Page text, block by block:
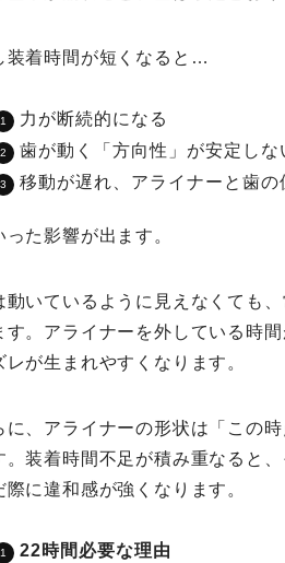
装着時間が短くなると…
力が断続的になる
歯が動く「方向性」が安定しな
移動が遅れ、アライナーと歯の
った影響が出ます。
動いているように見えなくても
す。アライナーを外している時
レが生まれやすくなります。
に、アライナーの形状は「この
。装着時間不足が積み重なると
際に違和感が強くなります。
22時間必要な理由